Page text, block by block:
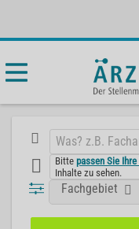
Bittepassen Sie
Inhalte zu sehen.
Fachgebiet